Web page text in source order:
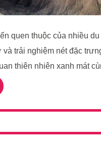
quen thuộc của nhiều
và trải nghiệm nét đặc
thiên nhiên xanh mát